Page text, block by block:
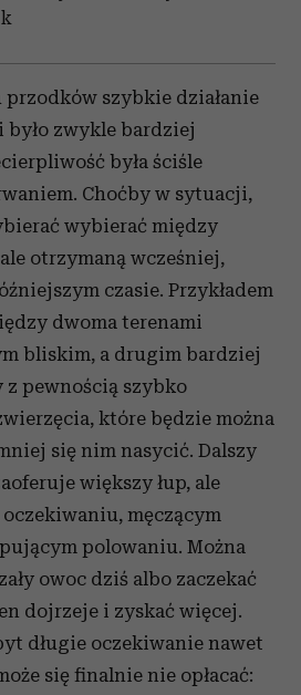
przodków szybkie działanie
było zwykle bardziej
była ściśle
Choćby w sytuacji,
wybierać między
otrzymaną wcześniej,
czasie. Przykładem
dwoma terenami
bliskim, a drugim bardziej
z pewnością szybko
które będzie można
się nim nasycić. Dalszy
większy łup, ale
męczącym
polowaniu. Można
owoc dziś albo zaczekać
dojrzeje i zyskać więcej.
długie oczekiwanie nawet
się finalnie nie opłacać: